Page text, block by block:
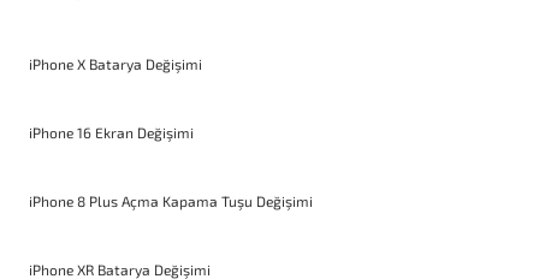
iPhone X Batarya Değişimi
iPhone 16 Ekran Değişimi
iPhone 8 Plus Açma Kapama Tuşu Değişimi
iPhone XR Batarya Değişimi